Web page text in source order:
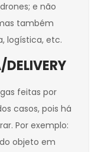
e não
também
logística, etc.
DELIVERY
feitas por
casos, pois há
Por exemplo:
objeto em